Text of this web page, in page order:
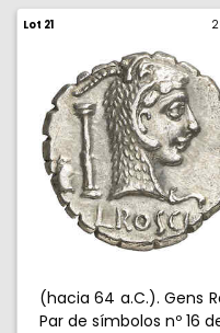
Lot 21
(hacia 64 a.C.). Gens
Par de símbolos nº 16